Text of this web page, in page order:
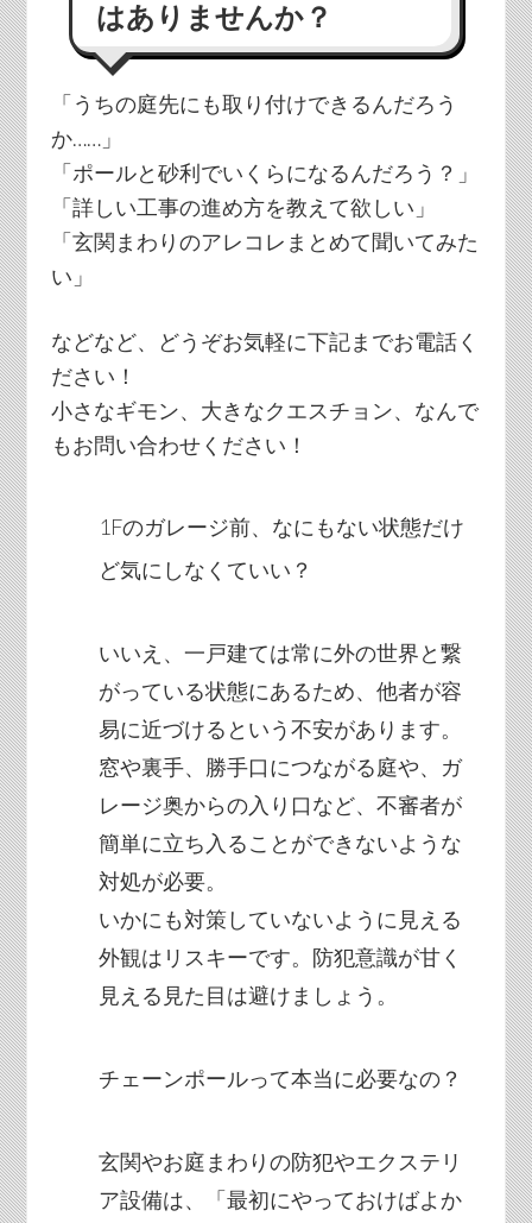
はありませんか？
「うちの庭先にも取り付けできるんだろう
か……」
「ポールと砂利でいくらになるんだろう？」
「詳しい工事の進め方を教えて欲しい」
「玄関まわりのアレコレまとめて聞いてみた
い」
などなど、どうぞお気軽に下記までお電話く
ださい！
小さなギモン、大きなクエスチョン、なんで
もお問い合わせください！
1Fのガレージ前、なにもない状態だけ
ど気にしなくていい？
いいえ、一戸建ては常に外の世界と繋
がっている状態にあるため、他者が容
易に近づけるという不安があります。
窓や裏手、勝手口につながる庭や、ガ
レージ奥からの入り口など、不審者が
簡単に立ち入ることができないような
対処が必要。
いかにも対策していないように見える
外観はリスキーです。防犯意識が甘く
見える見た目は避けましょう。
チェーンポールって本当に必要なの？
玄関やお庭まわりの防犯やエクステリ
ア設備は、「最初にやっておけばよか